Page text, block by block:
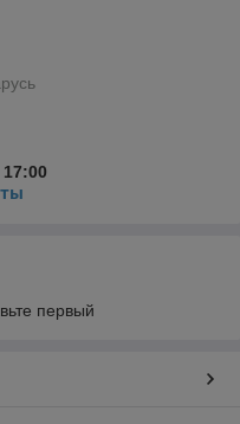
первый